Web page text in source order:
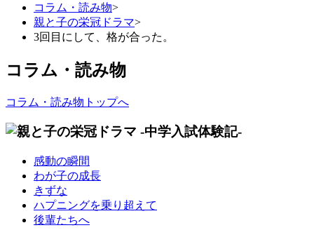
コラム・読み物>
親と子の栄冠ドラマ>
3回目にして、格が合った。
コラム・読み物
コラム・読み物トップへ
感動の瞬間
わが子の成長
きずな
ハプニングを乗り超えて
後輩たちへ